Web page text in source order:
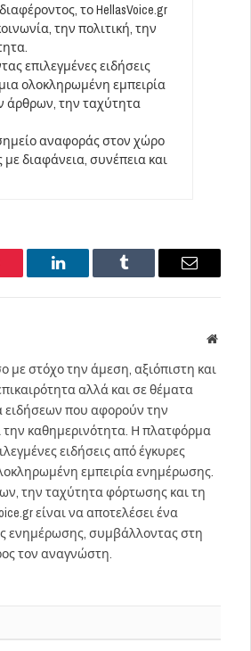
το HellasVoice.gr
την πολιτική, την
επιλεγμένες ειδήσεις
ολοκληρωμένη εμπειρία
άρθρων, την ταχύτητα
σημείο αναφοράς στον χώρο
διαφάνεια, συνέπεια και
LinkedIn Tumblr Email
Website
με στόχο την άμεση, αξιόπιστη και
αλλά και σε θέματα
ειδήσεων που αφορούν την
την καθημερινότητα. Η πλατφόρμα
ειδήσεις από έγκυρες
εμπειρία ενημέρωσης.
την ταχύτητα φόρτωσης και τη
είναι να αποτελέσει ένα
ενημέρωσης, συμβάλλοντας στη
τον αναγνώστη.